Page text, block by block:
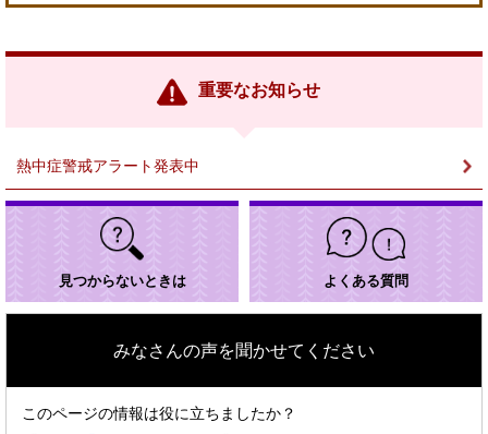
リ
重要なお知らせ
熱中症警戒アラート発表中
見つからないときは よくある質問
みなさんの声を聞かせてください
このページの情報は役に立ちましたか？